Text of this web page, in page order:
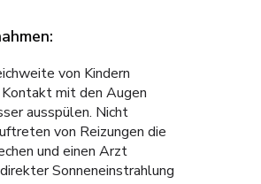
von Kindern
mit den Augen
ausspülen. Nicht
von Reizungen die
und einen Arzt
Sonneneinstrahlung